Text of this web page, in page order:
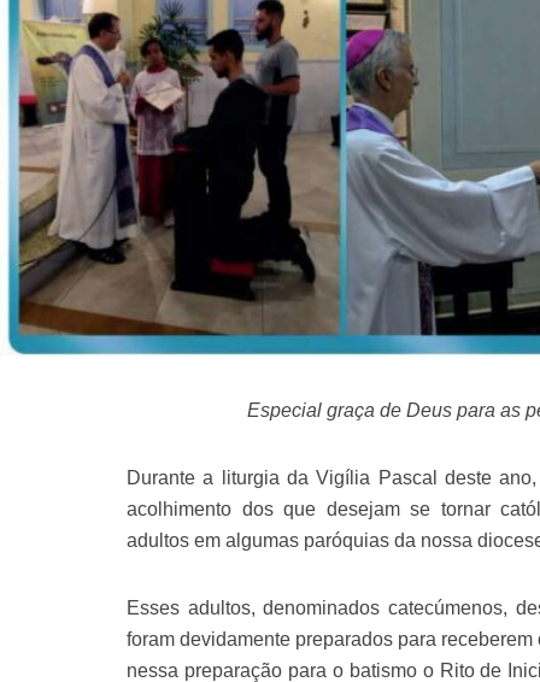
Especial graça de Deus para as
Durante a liturgia da Vigília Pascal deste
acolhimento dos que desejam se tornar
adultos em algumas paróquias da nossa
Esses adultos, denominados catecúmenos,
foram devidamente preparados para
nessa preparação para o batismo o Rito de